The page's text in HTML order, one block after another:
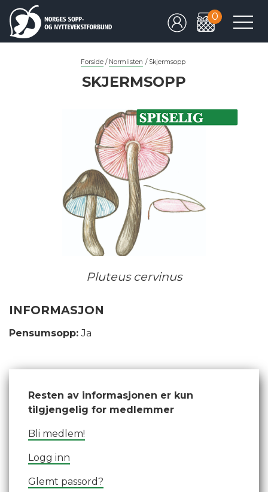
0
Forside / Normlisten / Skjermsopp
SKJERMSOPP
Pluteus cervinus
INFORMASJON
Pensumsopp:Ja
Resten av informasjonen er kun
tilgjengelig for medlemmer
Bli medlem!
Logg inn
Glemt passord?